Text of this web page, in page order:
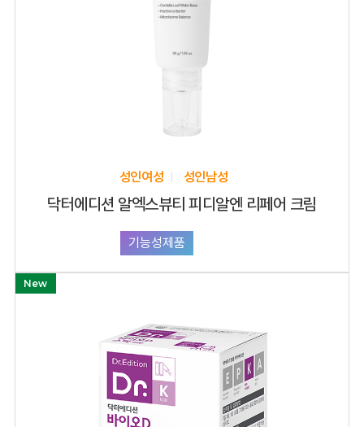
성인여성 성인남성
닥터에디션 알엑스뷰티 피디알엔 리페어 크림
기능성제품
New